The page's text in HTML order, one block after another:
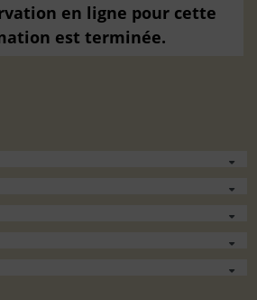
en ligne pour cette
est terminée.